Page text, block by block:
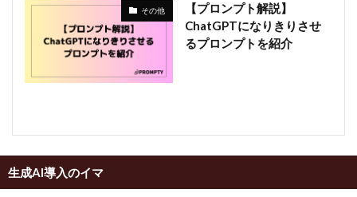
その他
【プロンプト解説】
ChatGPTになりきりさせ
るプロンプトを紹介
生成AI導入のイマ